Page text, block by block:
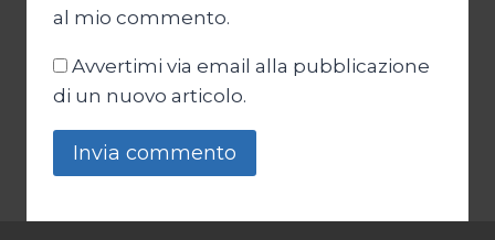
al mio commento.
Avvertimi via email alla pubblicazione
di un nuovo articolo.